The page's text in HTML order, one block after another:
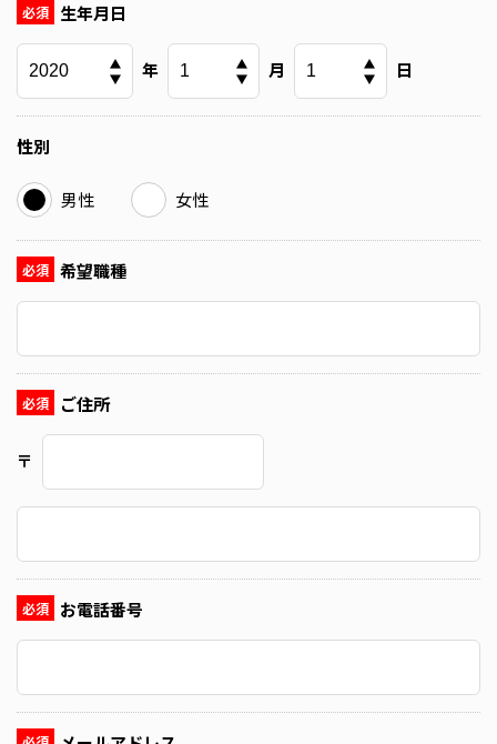
必須 生年月日
年 月 日
性別
男性 女性
必須 希望職種
必須 ご住所
〒
必須 お電話番号